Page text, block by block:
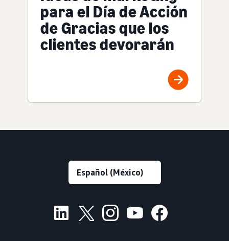
para el Día de Acción
de Gracias que los
clientes devorarán